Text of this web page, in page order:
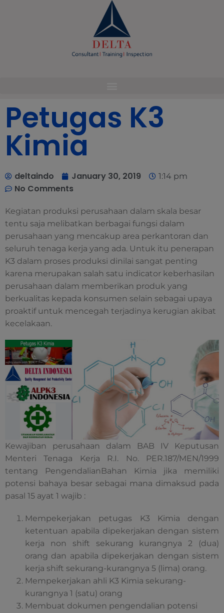
Petugas K3
Kimia
deltaindo January 30, 2019 1:14 pm
No Comments
Kegiatan produksi perusahaan dalam skala besar
tentu saja melibatkan berbagai fungsi dalam
perusahaan yang mencakup area perkantoran dan
seluruh tenaga kerja yang ada. Untuk itu penerapan
K3 dalam proses produksi dinilai sangat penting
karena merupakan salah satu indicator keberhasilan
perusahaan dalam memberikan produk yang
berkualitas kepada konsumen selain sebagai upaya
proaktif untuk mencegah terjadinya kerugian akibat
kecelakaan.
Kewajiban perusahaan dalam BAB IV Keputusan
Menteri Tenaga Kerja R.I. No. PER.187/MEN/1999
tentang PengendalianBahan Kimia jika memiliki
potensi bahaya besar sebagai mana dimaksud pada
pasal 15 ayat 1 wajib :
Mempekerjakan petugas K3 Kimia dengan
ketentuan apabila dipekerjakan dengan sistem
kerja non shift sekurang kurangnya 2 (dua)
orang dan apabila dipekerjakan dengan sistem
kerja shift sekurang-kurangnya 5 (lima) orang.
Mempekerjakan ahli K3 Kimia sekurang-
kurangnya 1 (satu) orang
Membuat dokumen pengendalian potensi
modal-check